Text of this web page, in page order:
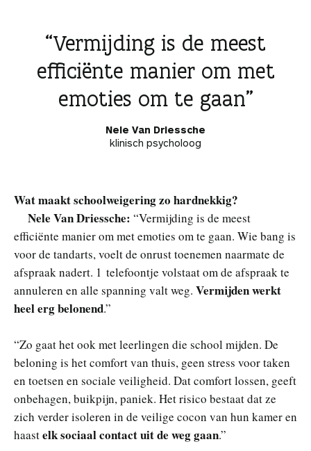
Vermijding is de meest
efficiënte manier om met
emoties om te gaan
Nele Van Driessche
klinisch psycholoog
Wat maakt schoolweigering zo hardnekkig?
Nele Van Driessche: “Vermijding is de meest
efficiënte manier om met emoties om te gaan. Wie bang is
voor de tandarts, voelt de onrust toenemen naarmate de
afspraak nadert. 1 telefoontje volstaat om de afspraak te
annuleren en alle spanning valt weg. Vermijden werkt
heel erg belonend.”
“Zo gaat het ook met leerlingen die school mijden. De
beloning is het comfort van thuis, geen stress voor taken
en toetsen en sociale veiligheid. Dat comfort lossen, geeft
onbehagen, buikpijn, paniek. Het risico bestaat dat ze
zich verder isoleren in de veilige cocon van hun kamer en
haastelk sociaal contact uit de weg gaan.”